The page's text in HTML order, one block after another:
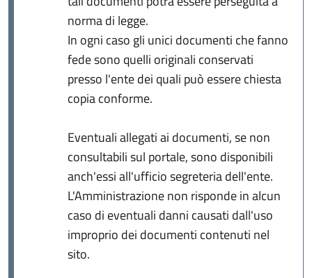
norma di legge.
In ogni caso gli unici documenti che fanno
fede sono quelli originali conservati
presso l'ente dei quali può essere chiesta
copia conforme.
Eventuali allegati ai documenti, se non
consultabili sul portale, sono disponibili
anch'essi all'ufficio segreteria dell'ente.
L'Amministrazione non risponde in alcun
caso di eventuali danni causati dall'uso
improprio dei documenti contenuti nel
sito.